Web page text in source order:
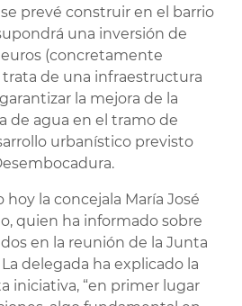
prevé construir en el barrio
una inversión de
euros (concretamente
trata de una infraestructura
la mejora de la
de agua en el tramo de
urbanístico previsto
hoy la concejala María José
quien ha informado sobre
en la reunión de la Junta
delegada ha explicado la
iniciativa, “en primer lugar